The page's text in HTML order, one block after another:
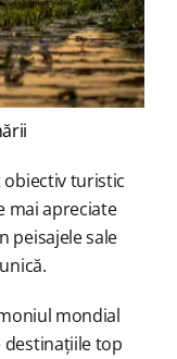
obiectiv turistic
mai apreciate
peisajele sale
mondial
destinațiile top